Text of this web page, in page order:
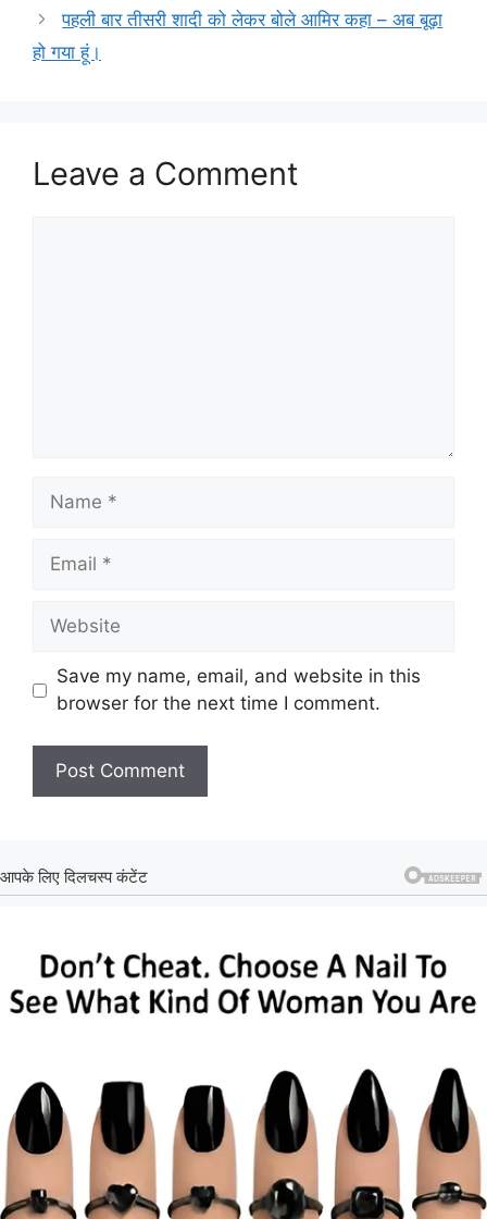
पहली बार तीसरी शादी को लेकर बोले आमिर कहा – अब बूढ़ा
हो गया हूं।
Leave a Comment
Name
Email
Website
Save my name, email, and website in this
browser for the next time I comment.